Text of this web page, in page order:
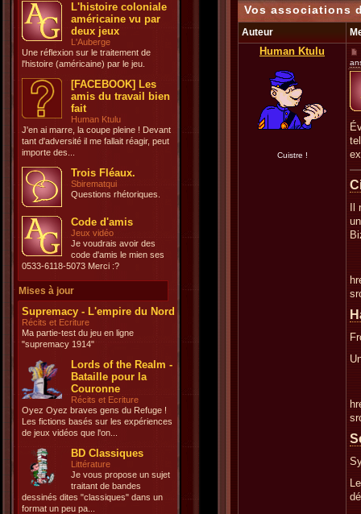
L'histoire coloniale
américaine vu par
deux jeux
L'Auberge
Une réflexion sur le traitement de
l'histoire (américaine) par le jeu.
[FACEBOOK] Les
amis du travail bien
fait
Human Ktulu
J'en ai marre, la coupe pleine ! Devant
tant d'adversité il me fallait réagir, peut
importe des...
Trois Fléaux.
Sbirematqui
Questions rhétoriques.
Code d'amis
Jeux vidéo
Je voudrais avoir des
code d'amis le mien ses
0533-6118-5073 Merci :?
Mises à jour
Supremacy - L'empire du Nord
Récits et Ecriture
Ma partie-test du jeu en ligne
"supremacy 1914"
Lords of the Realm -
Bataille pour la
Couronne
Récits et Ecriture
Oyez Oyez braves gens du Refuge !
Les fictions basés sur les expériences
de jeux vidéos que l'on...
BD Classiques
Littérature
Je vous propose un sujet
traitant de bandes
dessinés dites "classiques" dans un
format un peu pa...
Vos associations
Auteur
Human Ktulu
Cuistre !